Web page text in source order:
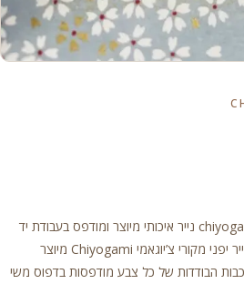
נייר יפני מקורי סדרת צ’יוגאמי chiyogami נייר איכותי מיוצר ומודפס בעבודת יד
גודל 46X61 ס”מ נטול חומציות נייר יפני מקורי צ’יוגאמי Chiyogami מיוצר
הבודדות של כל צבע מודפסות בדפוס משי